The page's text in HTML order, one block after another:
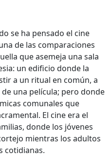
se ha pensado el cine
de las comparaciones
que asemeja una sala
un edificio donde la
a un ritual en común, a
una película; pero donde
comunales que
El cine era el
donde los jóvenes
mientras los adultos
cotidianas.